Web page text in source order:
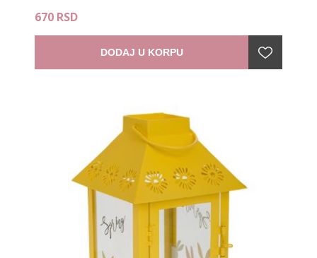
670 RSD
DODAJ U KORPU